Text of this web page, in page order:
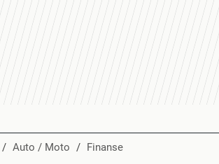
/ Auto / Moto / Finanse